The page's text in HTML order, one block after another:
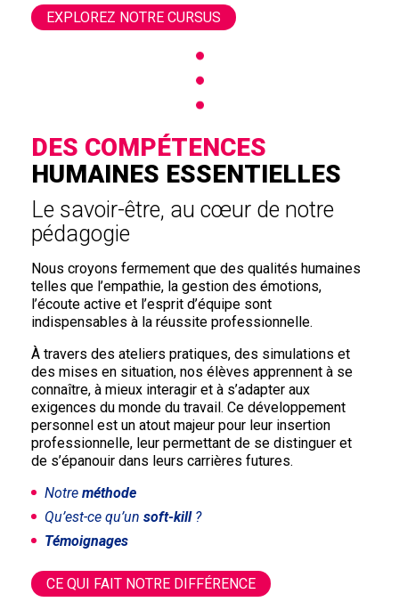
EXPLOREZ NOTRE CURSUS
DES COMPÉTENCES
HUMAINES ESSENTIELLES
Le savoir-être, au cœur de notre
pédagogie
Nous croyons fermement que des qualités humaines
telles que l’empathie, la gestion des émotions,
l’écoute active et l’esprit d’équipe sont
indispensables à la réussite professionnelle.
À travers des ateliers pratiques, des simulations et
des mises en situation, nos élèves apprennent à se
connaître, à mieux interagir et à s’adapter aux
exigences du monde du travail. Ce développement
personnel est un atout majeur pour leur insertion
professionnelle, leur permettant de se distinguer et
de s’épanouir dans leurs carrières futures.
Notre méthode
Qu’est-ce qu’un soft-kill?
Témoignages
CE QUI FAIT NOTRE DIFFÉRENCE